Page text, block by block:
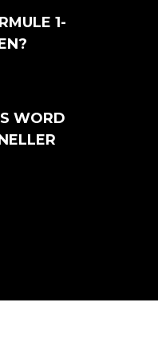
1-
WORD